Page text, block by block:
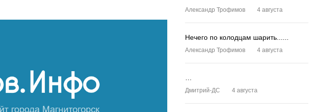
Александр Трофимов 4 августа
Нечего по колодцам шарить......
Александр Трофимов 4 августа
Дмитрий-ДС 4 августа